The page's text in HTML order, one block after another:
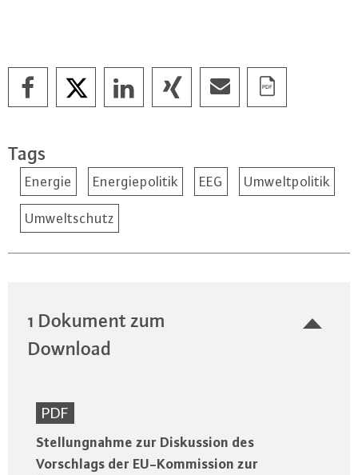
Tags
Energie Energiepolitik EEG Umweltpolitik
Umweltschutz
1 Dokument zum
Download
PDF
Stellungnahme zur Diskussion des
Vorschlags der EU-Kommission zur